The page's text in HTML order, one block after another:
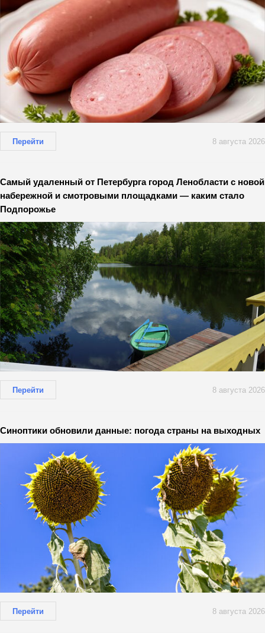
Перейти 8 августа 2026
Самый удаленный от Петербурга город Ленобласти с новой
набережной и смотровыми площадками — каким стало
Подпорожье
Перейти 8 августа 2026
Синоптики обновили данные: погода страны на выходных
Перейти 8 августа 2026